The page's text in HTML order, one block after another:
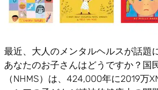
最近、大人のメンタルヘルスが話題
あなたのお子さんはどうですか？国
（NHMS）は、424,000年に2019万